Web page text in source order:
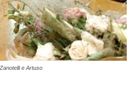
e Artuso